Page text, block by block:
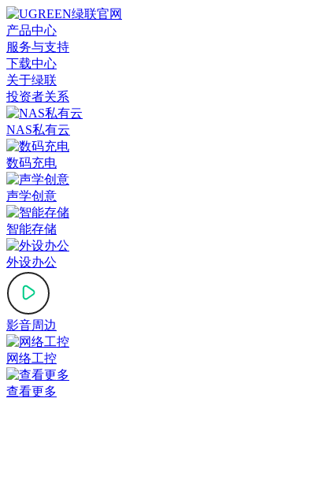
产品中心
服务与支持
下载中心
关于绿联
投资者关系
NAS私有云
数码充电
声学创意
智能存储
外设办公
影音周边
网络工控
查看更多